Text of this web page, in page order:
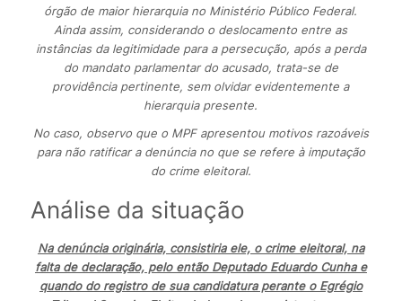
órgão de maior hierarquia no Ministério Público Federal.
Ainda assim, considerando o deslocamento entre as
instâncias da legitimidade para a persecução, após a perda
do mandato parlamentar do acusado, trata-se de
providência pertinente, sem olvidar evidentemente a
hierarquia presente.
No caso, observo que o MPF apresentou motivos razoáveis
para não ratificar a denúncia no que se refere à imputação
do crime eleitoral.
Análise da situação
Na denúncia originária, consistiria ele, o crime eleitoral, na
falta de declaração, pelo então Deputado Eduardo Cunha e
quando do registro de sua candidatura perante o Egrégio